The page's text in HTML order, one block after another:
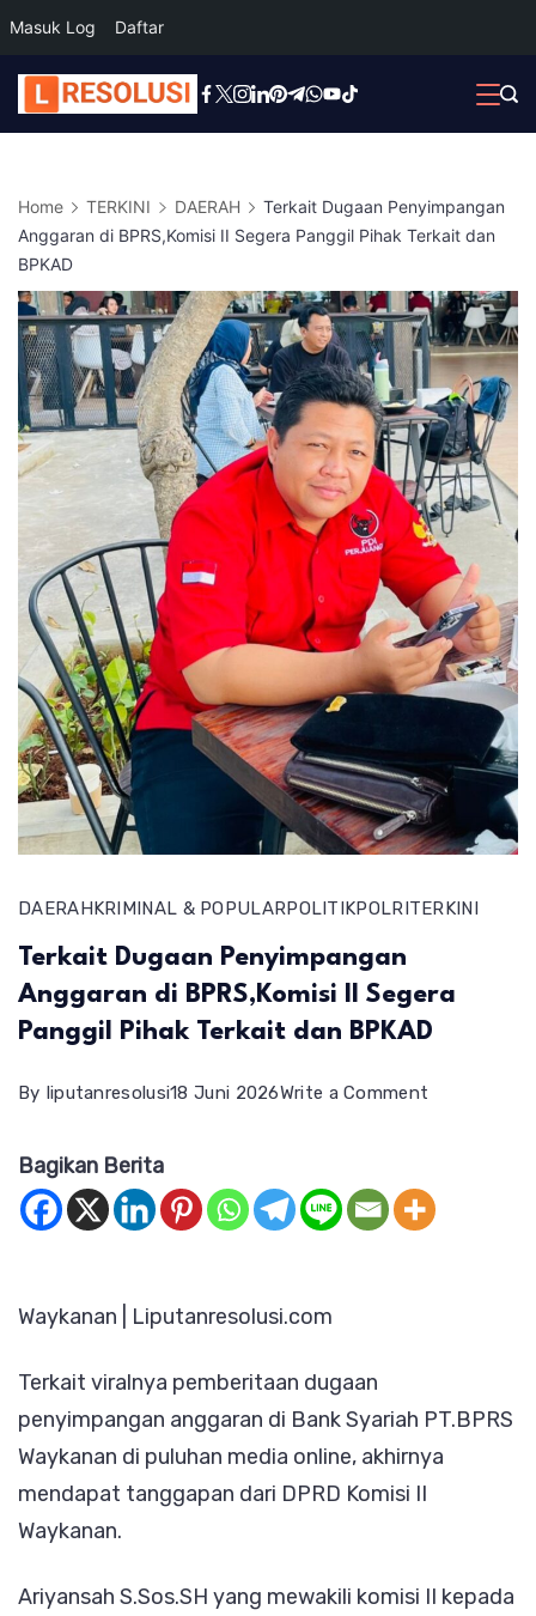
Masuk Log Daftar
Skip
to
Home TERKINI DAERAH
Terkait Dugaan Penyimpangan
Anggaran di BPRS,Komisi II Segera Panggil Pihak Terkait dan
BPKAD
DAERAHKRIMINAL & POPULARPOLITIKPOLRITERKINI
Terkait Dugaan Penyimpangan
Anggaran di BPRS,Komisi II Segera
Panggil Pihak Terkait dan BPKAD
By liputanresolusi18 Juni 2026Write a Comment
Panggil
Pihak
Bagikan Berita
Waykanan | Liputanresolusi.com
Terkait viralnya pemberitaan dugaan
penyimpangan anggaran di Bank Syariah PT.BPRS
Waykanan di puluhan media online, akhirnya
mendapat tanggapan dari DPRD Komisi II
Waykanan.
Ariyansah S.Sos.SH yang mewakili komisi II kepada